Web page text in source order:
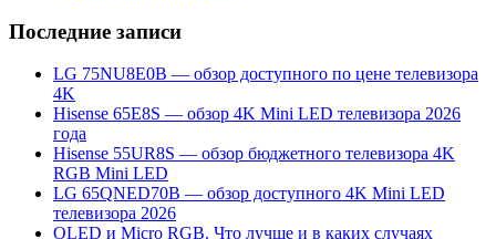
Последние записи
LG 75NU8E0B — обзор доступного по цене телевизора
4K
Hisense 65E8S — обзор 4K Mini LED телевизора 2026
года
Hisense 55UR8S — обзор бюджетного телевизора 4K
RGB Mini LED
LG 65QNED70B — обзор доступного 4K Mini LED
телевизора 2026
OLED и Micro RGB. Что лучше и в каких случаях